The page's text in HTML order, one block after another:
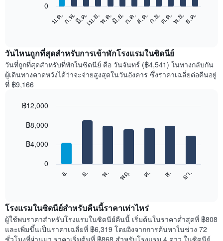
แสดง
ราคา
เฉลี่ย
ของ
ห้อง
ใน
เดือน
เดือน
แผนภูมิ
มี
แกน
ม.ค.ก.พ.มี.ค.เม.ย.พ.ค.มิ.ย.ก.ค.ส.ค.ก.ย.ต.ค.พ.ย.ธ.ค.
0
วันไหนถูกที่สุดสำหรับการเข้าพักโรงแรมในซิดนีย์
วันที่ถูกที่สุดสำหรับที่พักในซิดนีย์ คือ วันจันทร์ (฿4,541) ในทางกลับกัน
ผู้เดินทางคาดหวังได้ว่าจะจ่ายสูงสุดในวันอังคาร ซึ่งราคาเฉลี่ยต่อคืนอยู่
ที่ ฿9,166
chart
bars.
แสดง
ราคา
เฉลี่ย
ของ
graphic.
จ. อ. พ. พฤ. ศ. ส. อา.
0
฿4,000
฿8,000
฿12,000
โรงแรมในซิดนีย์สำหรับคืนนี้ราคาเท่าไหร่
ผู้ใช้พบราคาสำหรับโรงแรมในซิดนีย์คืนนี้ เริ่มต้นในราคาต่ำสุดที่ ฿808
และเพิ่มขึ้นเป็นราคาเฉลี่ยที่ ฿6,319 โดยอิงจากการค้นหาในช่วง 72